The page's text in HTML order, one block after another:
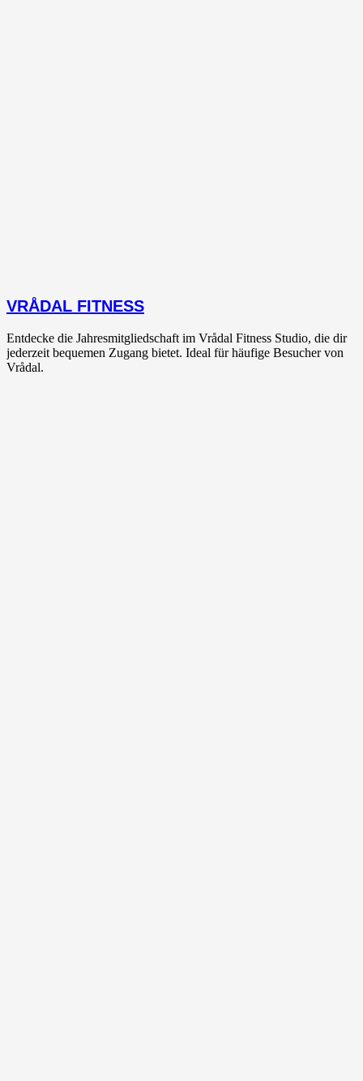
VRÅDAL FITNESS
Entdecke die Jahresmitgliedschaft im Vrådal Fitness Studio, die dir
jederzeit bequemen Zugang bietet. Ideal für häufige Besucher von
Vrådal.